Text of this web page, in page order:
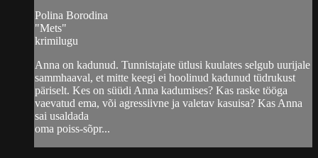
Polina Borodina
"Mets"
krimilugu
Anna on kadunud. Tunnistajate ütlusi kuulates selgub uurijale
sammhaaval, et mitte keegi ei hoolinud kadunud tüdrukust
päriselt. Kes on süüdi Anna kadumises? Kas raske tööga
vaevatud ema, või agressiivne ja valetav kasuisa? Kas Anna
sai usaldada
oma poiss-sõpr...